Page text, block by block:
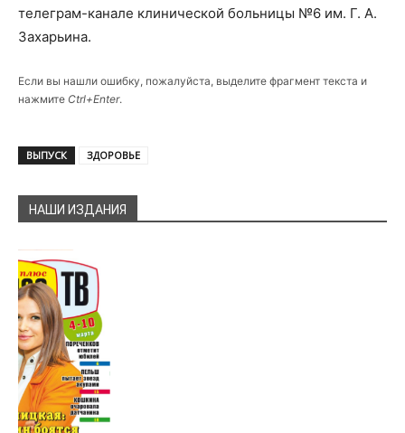
телеграм-канале клинической больницы №6 им. Г. А.
Захарьина.
Если вы нашли ошибку, пожалуйста, выделите фрагмент текста и
нажмите Ctrl+Enter.
ВЫПУСК ЗДОРОВЬЕ
НАШИ ИЗДАНИЯ